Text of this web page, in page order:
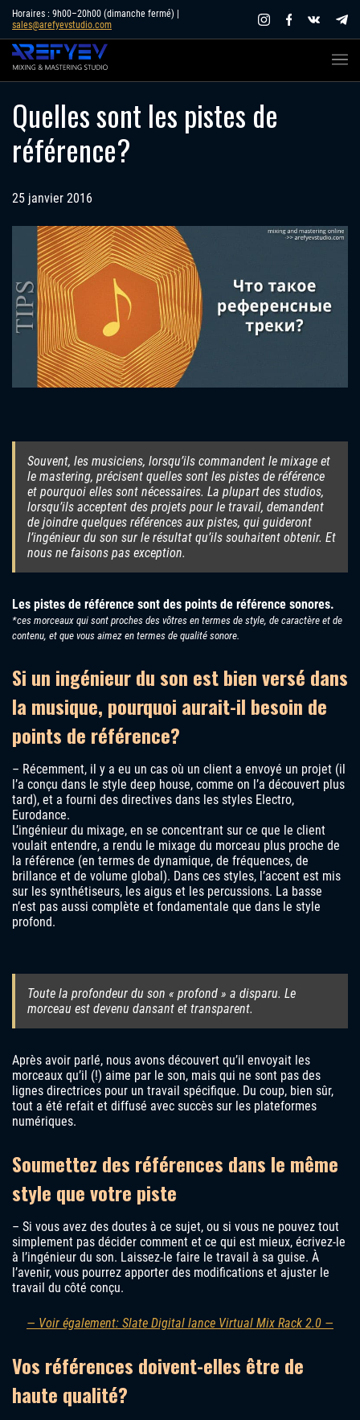
Skip
content
Horaires : 9h00–20h00 (dimanche fermé) |
sales@arefyevstudio.com
Quelles sont les pistes de
référence?
25 janvier 2016
Souvent, les musiciens, lorsqu’ils commandent le mixage et
le mastering, précisent quelles sont les pistes de référence
et pourquoi elles sont nécessaires. La plupart des studios,
lorsqu’ils acceptent des projets pour le travail, demandent
de joindre quelques références aux pistes, qui guideront
l’ingénieur du son sur le résultat qu’ils souhaitent obtenir. Et
nous ne faisons pas exception.
Les pistes de référence sont des points de référence sonores.
*ces morceaux qui sont proches des vôtres en termes de style, de caractère et de
contenu, et que vous aimez en termes de qualité sonore.
Si un ingénieur du son est bien versé dans
la musique, pourquoi aurait-il besoin de
points de référence?
– Récemment, il y a eu un cas où un client a envoyé un projet (il
l’a conçu dans le style deep house, comme on l’a découvert plus
tard), et a fourni des directives dans les styles Electro,
Eurodance.
L’ingénieur du mixage, en se concentrant sur ce que le client
voulait entendre, a rendu le mixage du morceau plus proche de
la référence (en termes de dynamique, de fréquences, de
brillance et de volume global). Dans ces styles, l’accent est mis
sur les synthétiseurs, les aigus et les percussions. La basse
n’est pas aussi complète et fondamentale que dans le style
profond.
Toute la profondeur du son « profond » a disparu. Le
morceau est devenu dansant et transparent.
Après avoir parlé, nous avons découvert qu’il envoyait les
morceaux qu’il (!) aime par le son, mais qui ne sont pas des
lignes directrices pour un travail spécifique. Du coup, bien sûr,
tout a été refait et diffusé avec succès sur les plateformes
numériques.
Soumettez des références dans le même
style que votre piste
– Si vous avez des doutes à ce sujet, ou si vous ne pouvez tout
simplement pas décider comment et ce qui est mieux, écrivez-le
à l’ingénieur du son. Laissez-le faire le travail à sa guise. À
l’avenir, vous pourrez apporter des modifications et ajuster le
travail du côté conçu.
— Voir également: Slate Digital lance Virtual Mix Rack 2.0 —
Vos références doivent-elles être de
haute qualité?